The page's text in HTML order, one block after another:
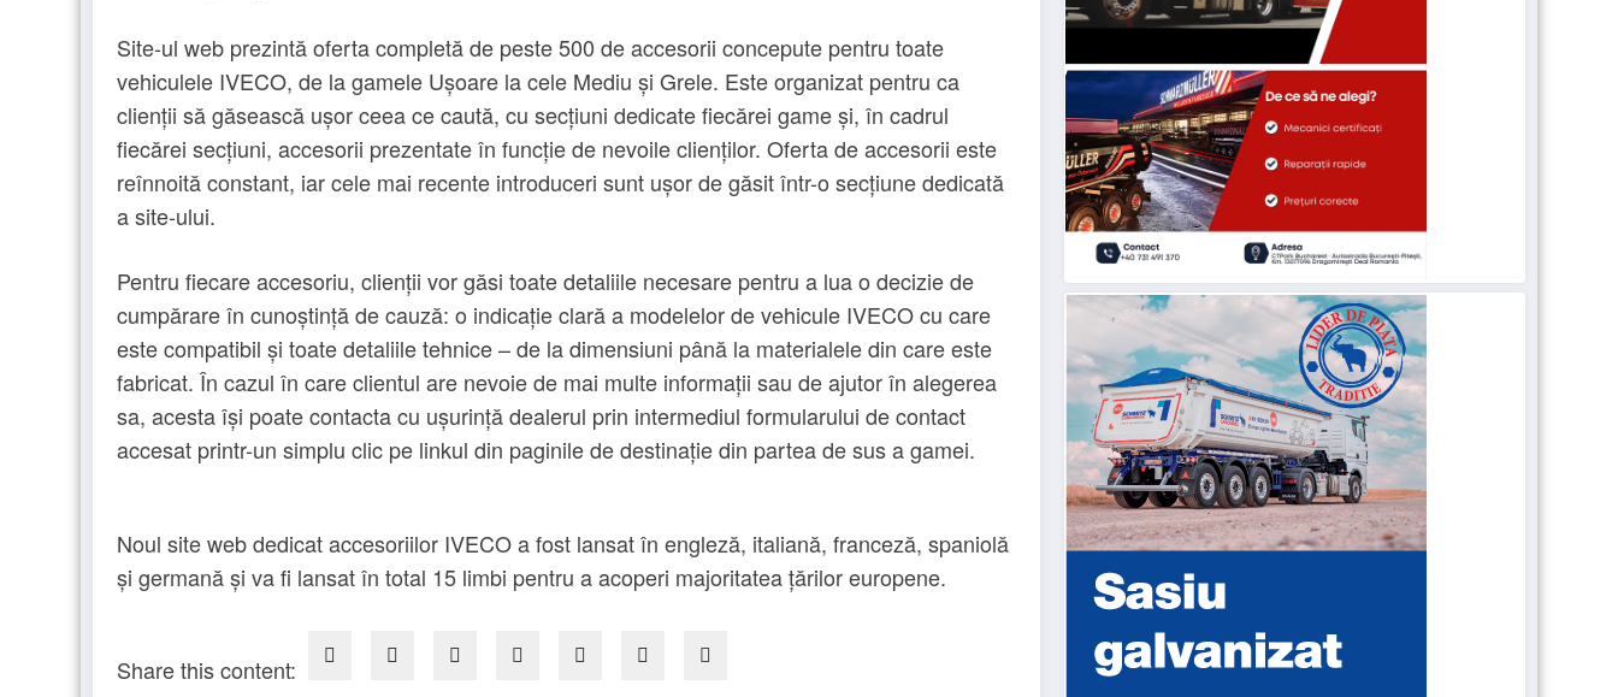
Site-ul web prezintă oferta completă de peste 500 de accesorii concepute pentru toate
vehiculele IVECO, de la gamele Ușoare la cele Mediu și Grele. Este organizat pentru ca
clienții să găsească ușor ceea ce caută, cu secțiuni dedicate fiecărei game și, în cadrul
fiecărei secțiuni, accesorii prezentate în funcție de nevoile clienților. Oferta de accesorii este
reînnoită constant, iar cele mai recente introduceri sunt ușor de găsit într-o secțiune dedicată
a site-ului.
Pentru fiecare accesoriu, clienții vor găsi toate detaliile necesare pentru a lua o decizie de
cumpărare în cunoștință de cauză: o indicație clară a modelelor de vehicule IVECO cu care
este compatibil și toate detaliile tehnice – de la dimensiuni până la materialele din care este
fabricat. În cazul în care clientul are nevoie de mai multe informații sau de ajutor în alegerea
sa, acesta își poate contacta cu ușurință dealerul prin intermediul formularului de contact
accesat printr-un simplu clic pe linkul din paginile de destinație din partea de sus a gamei.
Noul site web dedicat accesoriilor IVECO a fost lansat în engleză, italiană, franceză, spaniolă
și germană și va fi lansat în total 15 limbi pentru a acoperi majoritatea țărilor europene.
Share this content: